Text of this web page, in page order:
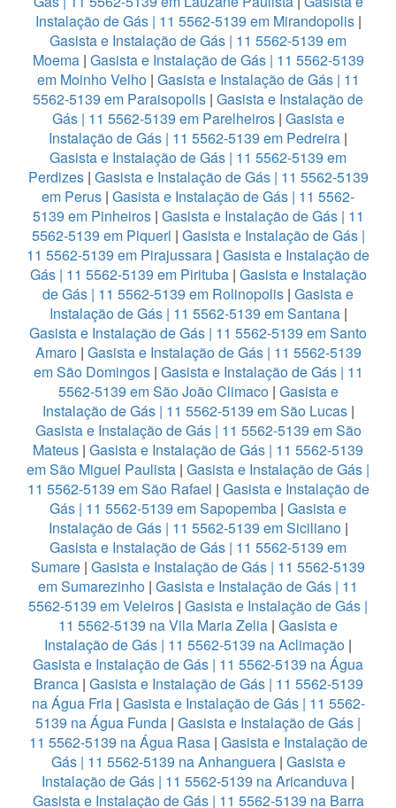
Instalação de Gás | 11 5562-5139 em Mirandopolis|
Gasista e Instalação de Gás | 11 5562-5139 em
Moema| Gasista e Instalação de Gás | 11 5562-5139
em Moinho Velho | Gasista e Instalação de Gás | 11
5562-5139 em Paraisopolis | Gasista e Instalação de
Gás | 11 5562-5139 em Parelheiros| Gasista e
Instalação de Gás | 11 5562-5139 em Pedreira |
Gasista e Instalação de Gás | 11 5562-5139 em
Perdizes| Gasista e Instalação de Gás | 11 5562-5139
em Perus | Gasista e Instalação de Gás | 11 5562-
5139 em Pinheiros| Gasista e Instalação de Gás | 11
5562-5139 em Piqueri | Gasista e Instalação de Gás |
11 5562-5139 em Pirajussara | Gasista e Instalação de
Gás | 11 5562-5139 em Pirituba| Gasista e Instalação
de Gás | 11 5562-5139 em Rolinopolis | Gasista e
Instalação de Gás | 11 5562-5139 em Santana|
Gasista e Instalação de Gás | 11 5562-5139 em Santo
Amaro| Gasista e Instalação de Gás | 11 5562-5139
em São Domingos| Gasista e Instalação de Gás | 11
5562-5139 em São João Climaco| Gasista e
Instalação de Gás | 11 5562-5139 em São Lucas|
Gasista e Instalação de Gás | 11 5562-5139 em São
Mateus | Gasista e Instalação de Gás | 11 5562-5139
em São Miguel Paulista | Gasista e Instalação de Gás |
11 5562-5139 em São Rafael | Gasista e Instalação de
Gás | 11 5562-5139 em Sapopemba | Gasista e
Instalação de Gás | 11 5562-5139 em Siciliano|
Gasista e Instalação de Gás | 11 5562-5139 em
Sumare | Gasista e Instalação de Gás | 11 5562-5139
em Sumarezinho | Gasista e Instalação de Gás | 11
5562-5139 em Veleiros | Gasista e Instalação de Gás |
11 5562-5139 na Vila Maria Zelia | Gasista e
Instalação de Gás | 11 5562-5139 na Aclimação |
Gasista e Instalação de Gás | 11 5562-5139 na Água
Branca| Gasista e Instalação de Gás | 11 5562-5139
na Água Fria| Gasista e Instalação de Gás | 11 5562-
5139 na Água Funda | Gasista e Instalação de Gás |
11 5562-5139 na Água Rasa | Gasista e Instalação de
Gás | 11 5562-5139 na Anhanguera| Gasista e
Instalação de Gás | 11 5562-5139 na Aricanduva |
Gasista e Instalação de Gás | 11 5562-5139 na Barra